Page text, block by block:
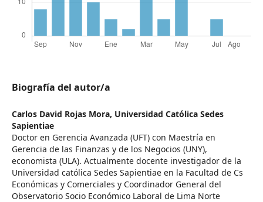
Biografía del autor/a
Carlos David Rojas Mora, Universidad Católica Sedes
Sapientiae
Doctor en Gerencia Avanzada (UFT) con Maestría en
Gerencia de las Finanzas y de los Negocios (UNY),
economista (ULA). Actualmente docente investigador de la
Universidad católica Sedes Sapientiae en la Facultad de Cs
Económicas y Comerciales y Coordinador General del
Observatorio Socio Económico Laboral de Lima Norte